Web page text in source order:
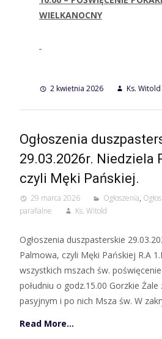
WIELKANOCNY
2 kwietnia 2026 Ks. Witold
Ogłoszenia
29.03.2026r. Niedziela
czyli Męki Pańskiej.
29 marca 2026 Ogłoszenia,
parafialne
Ks. Witold
Ogłoszenia duszpasterskie
Palmowa, czyli Męki Pańskiej R.A
wszystkich mszach św.
południu o godz.15.00 Gorzkie Żale
pasyjnym i po nich Msza św. W
Read More…